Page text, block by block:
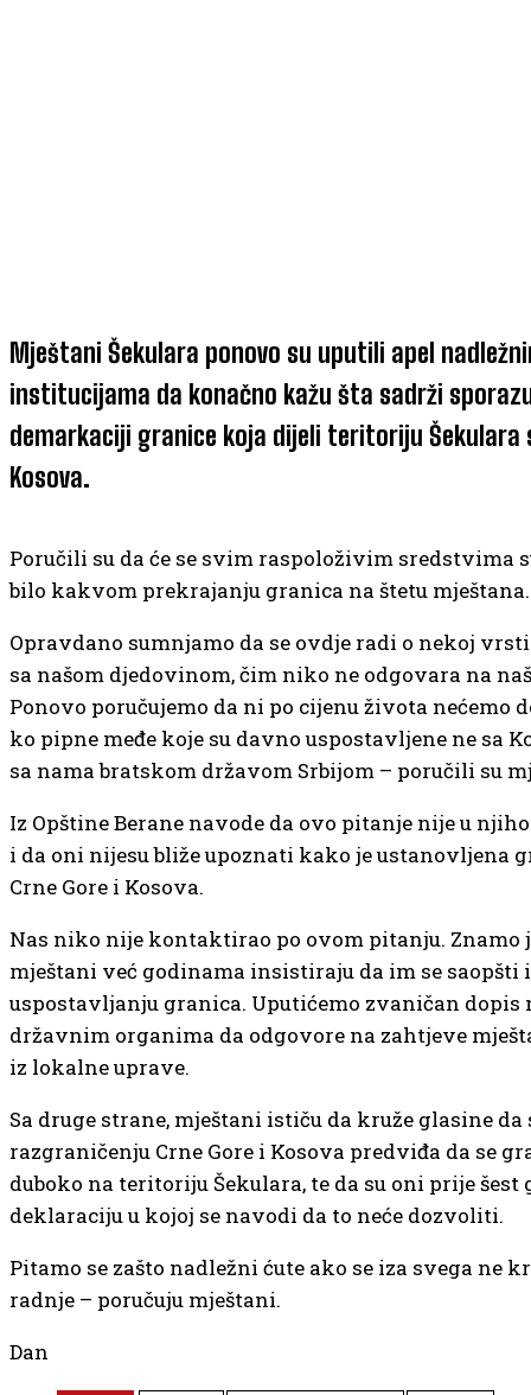
Mještani Šekulara ponovo su uputili apel
institucijama da konačno kažu šta sadrži
demarkaciji granice koja dijeli teritoriju
Kosova.
Poručili su da će se svim raspoloživim sredstvima
bilo kakvom prekrajanju granica na štetu mještana.
Opravdano sumnjamo da se ovdje radi o nekoj
sa našom djedovinom, čim niko ne odgovara na
Ponovo poručujemo da ni po cijenu života nećemo
ko pipne međe koje su davno uspostavljene ne sa
sa nama bratskom državom Srbijom – poručili su
Iz Opštine Berane navode da ovo pitanje nije u
i da oni nijesu bliže upoznati kako je ustanovljena
Crne Gore i Kosova.
Nas niko nije kontaktirao po ovom pitanju. Znamo
mještani već godinama insistiraju da im se saopšti
uspostavljanju granica. Uputićemo zvaničan dopis
državnim organima da odgovore na zahtjeve
iz lokalne uprave.
Sa druge strane, mještani ističu da kruže glasine da
razgraničenju Crne Gore i Kosova predviđa da se
duboko na teritoriju Šekulara, te da su oni prije
deklaraciju u kojoj se navodi da to neće dozvoliti.
Pitamo se zašto nadležni ćute ako se iza svega ne
radnje – poručuju mještani.
Dan